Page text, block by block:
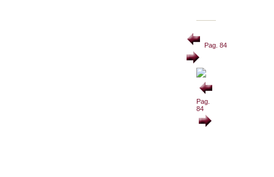
Pag. 84
Pag.
84